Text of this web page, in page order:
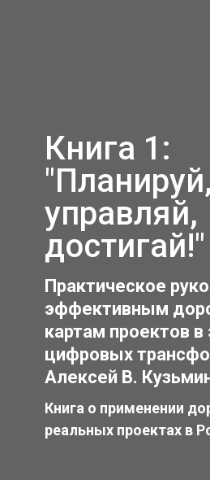
Книга 1:
"Планируй,
управляй,
достигай!"
Практическое
эффективным
картам проектов в
цифровых
Алексей В.
Книга о применении
реальных проектах в